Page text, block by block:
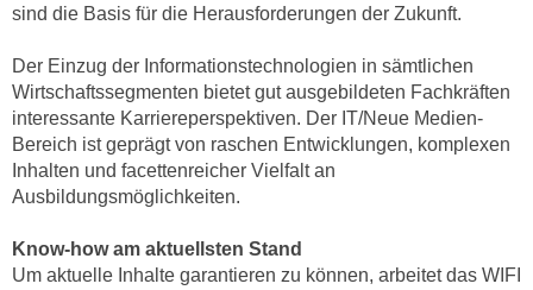
sind die Basis für die Herausforderungen der Zukunft.
Der Einzug der Informationstechnologien in sämtlichen
Wirtschaftssegmenten bietet gut ausgebildeten Fachkräften
interessante Karriereperspektiven. Der IT/Neue Medien-
Bereich ist geprägt von raschen Entwicklungen, komplexen
Inhalten und facettenreicher Vielfalt an
Ausbildungsmöglichkeiten.
Know-how am aktuellsten Stand
Um aktuelle Inhalte garantieren zu können, arbeitet das WIFI
ä
r
u
n
g
s
w